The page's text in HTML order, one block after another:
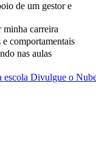
de um gestor e
minha carreira
comportamentais
nas aulas
escola Divulgue o